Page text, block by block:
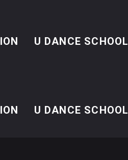
U DANCE SCHOOL
U DANCE SCHOOL